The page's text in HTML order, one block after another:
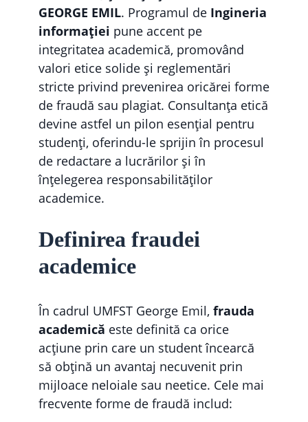
GEORGE EMIL. Programul de Ingineria
informației pune accent pe
integritatea academică, promovând
valori etice solide și reglementări
stricte privind prevenirea oricărei forme
de fraudă sau plagiat. Consultanța etică
devine astfel un pilon esențial pentru
studenți, oferindu-le sprijin în procesul
de redactare a lucrărilor și în
înțelegerea responsabilităților
academice.
Definirea fraudei
academice
În cadrul UMFST George Emil, frauda
academică este definită ca orice
acțiune prin care un student încearcă
să obțină un avantaj necuvenit prin
mijloace neloiale sau neetice. Cele mai
frecvente forme de fraudă includ: